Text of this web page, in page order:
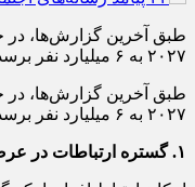
۲۰۲۷ به ۶ میلیارد نفر برسد. در اینجا به چهل و دو پیامد مثبت و منفی وجود رسانه‌های اجتماعی بر […]
۲۰۲۷ به ۶ میلیارد نفر برسد. در اینجا به چهل و دو پیامد مثبت و منفی وجود رسانه‌های اجتماعی بر زندگی انسان اشاره می‌کنیم:
۱. گستره ارتباطات در عرصه جهانی: